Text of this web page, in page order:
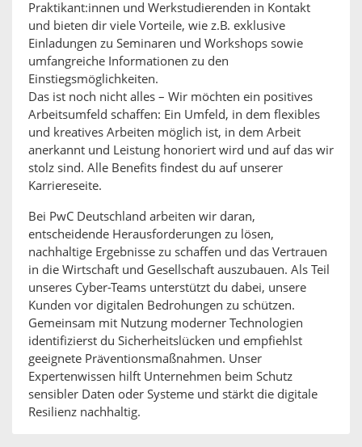
Praktikant:innen und Werkstudierenden in Kontakt
und bieten dir viele Vorteile, wie z.B. exklusive
Einladungen zu Seminaren und Workshops sowie
umfangreiche Informationen zu den
Einstiegsmöglichkeiten.
Das ist noch nicht alles – Wir möchten ein positives
Arbeitsumfeld schaffen: Ein Umfeld, in dem flexibles
und kreatives Arbeiten möglich ist, in dem Arbeit
anerkannt und Leistung honoriert wird und auf das wir
stolz sind. Alle Benefits findest du auf unserer
Karriereseite.
Bei PwC Deutschland arbeiten wir daran,
entscheidende Herausforderungen zu lösen,
nachhaltige Ergebnisse zu schaffen und das Vertrauen
in die Wirtschaft und Gesellschaft auszubauen. Als Teil
unseres Cyber-Teams unterstützt du dabei, unsere
Kunden vor digitalen Bedrohungen zu schützen.
Gemeinsam mit Nutzung moderner Technologien
identifizierst du Sicherheitslücken und empfiehlst
geeignete Präventionsmaßnahmen. Unser
Expertenwissen hilft Unternehmen beim Schutz
sensibler Daten oder Systeme und stärkt die digitale
Resilienz nachhaltig.